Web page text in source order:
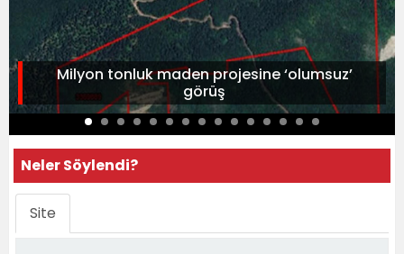
Milyon tonluk maden projesine ‘olumsuz’
görüş
Neler Söylendi?
Site